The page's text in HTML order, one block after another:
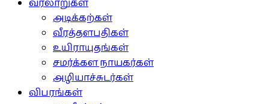
வரலாறுகள்
அடிக்கற்கள்
வீரத்தளபதிகள்
உயிராயுதங்கள்
சமர்க்கள நாயகர்கள்
அழியாச்சுடர்கள்
விபரங்கள்